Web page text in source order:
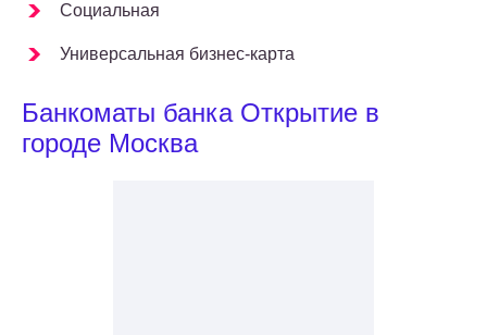
Социальная
Универсальная бизнес-карта
Банкоматы банка Открытие в
городе Москва